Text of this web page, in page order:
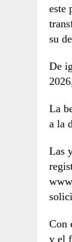
este
su
De
La
a la
Las
Con
y el